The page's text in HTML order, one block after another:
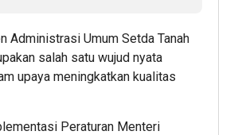
Administrasi Umum Setda Tanah
salah satu wujud nyata
upaya meningkatkan kualitas
Peraturan Menteri